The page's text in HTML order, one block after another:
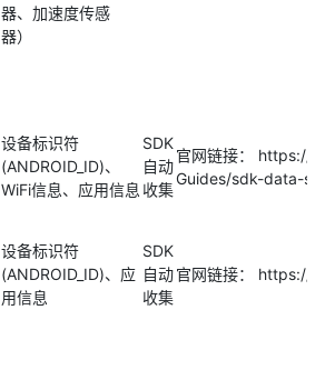
器、加速度传感
器）
设备标识符
(ANDROID_ID)、
WiFi信息、应用信息
SDK
自动
收集
官网链接： https://
Guides/sdk-data-
设备标识符
(ANDROID_ID)、应
用信息
SDK
自动
收集
官网链接： https://